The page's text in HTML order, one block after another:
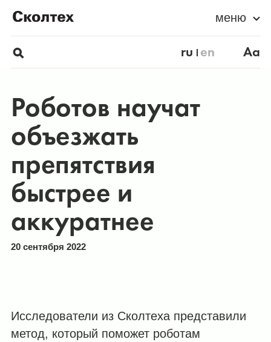
меню
ru en Aa
Роботов научат
объезжать
препятствия
быстрее и
аккуратнее
20 сентября 2022
Исследователи из Сколтеха представили
метод, который поможет роботам